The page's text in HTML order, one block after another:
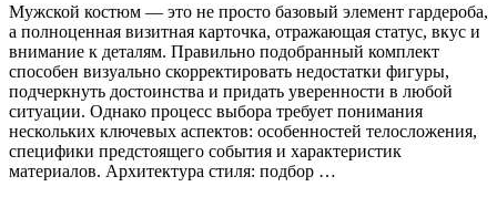
Мужской костюм — это не просто базовый элемент гардероба,
а полноценная визитная карточка, отражающая статус, вкус и
внимание к деталям. Правильно подобранный комплект
способен визуально скорректировать недостатки фигуры,
подчеркнуть достоинства и придать уверенности в любой
ситуации. Однако процесс выбора требует понимания
нескольких ключевых аспектов: особенностей телосложения,
специфики предстоящего события и характеристик
материалов. Архитектура стиля: подбор …